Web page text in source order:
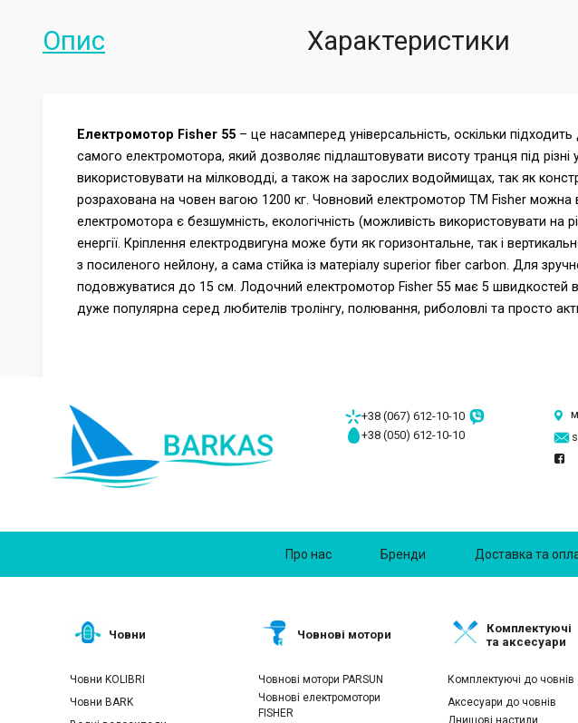
Опис Характеристики
Електромотор Fisher 55 – це насамперед універсальність, оскільки
самого електромотора, який дозволяє підлаштовувати висоту транця під
використовувати на мілководді, а також на зарослих водоймищах, так як
розрахована на човен вагою 1200 кг. Човновий електромотор ТМ Fisher можна
електромотора є безшумність, екологічність (можливість використовувати
енергії. Кріплення електродвигуна може бути як горизонтальне, так і
з посиленого нейлону, а сама стійка із матеріалу superior fiber carbon. Для
подовжуватися до 15 см. Лодочний електромотор Fisher 55 має 5 швидкостей
дуже популярна серед любителів тролінгу, полювання, риболовлі та просто
+38 (067) 612-10-10
+38 (050) 612-10-10
Про нас Бренди Доставка та
Човни
Човни KOLIBRI
Човни BARK
Човнові мотори
Човнові мотори PARSUN
Човнові електромотори
FISHER
Комплектуючі
та аксесуари
Комплектуючі до човнів
Аксесуари до човнів
Днищові настили,